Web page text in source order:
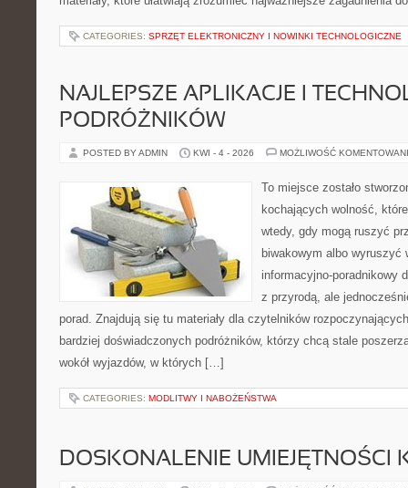
CATEGORIES: SPRZĘT ELEKTRONICZNY I NOWINKI TECHNOLOGICZNE
NAJLEPSZE APLIKACJE I
PODRÓŻNIKÓW
POSTED BY ADMIN KWI - 4 - 2026 MOŻLIWOŚĆ
To miejsce zostało
kochających wolność,
wtedy, gdy mogą ruszyć
biwakowym albo wyruszyć
informacyjno-poradnikowy
z przyrodą, ale
porad. Znajdują się tu materiały dla czytelników
bardziej doświadczonych podróżników, którzy chcą stale
wokół wyjazdów, w których […]
CATEGORIES: MODLITWY I NABOŻEŃSTWA
DOSKONALENIE UMIEJĘTNOŚCI